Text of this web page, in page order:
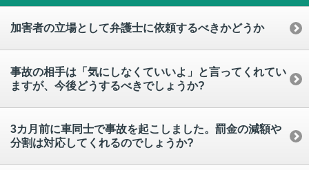
加害者の立場として弁護士に依頼するべきかどうか
事故の相手は「気にしなくていいよ」と言ってくれてい
ますが、今後どうするべきでしょうか?
3カ月前に車同士で事故を起こしました。罰金の減額や
分割は対応してくれるのでしょうか?